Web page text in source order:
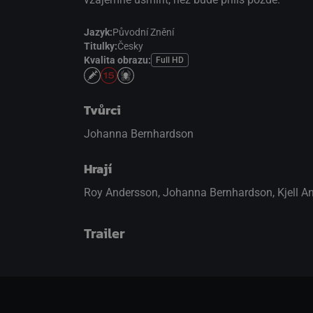
Jazyk:Původní Znění
Titulky:Česky
Kvalita obrazu:
Full HD
Tvůrci
Johanna Bernhardson
Hrají
Roy Andersson, Johanna Bernhardson, Kjell
Trailer